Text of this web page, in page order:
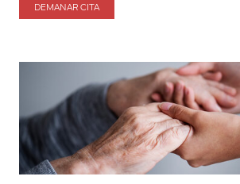
DEMANAR CITAPER
CIRURGIA